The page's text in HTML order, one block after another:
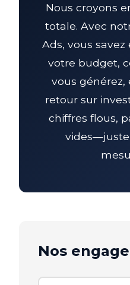
Nous croyons
totale. Avec
Ads, vous
votre budget,
vous
retour sur
chiffres flous,
Nos